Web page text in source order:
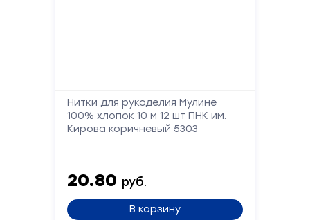
Нитки для рукоделия Мулине
100% хлопок 10 м 12 шт ПНК им.
Кирова коричневый 5303
20.80 руб.
В корзину
обратной
связи
мы
вам